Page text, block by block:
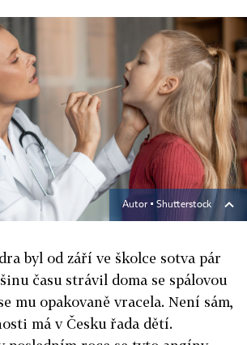
Autor ▪ Shutterstock
byl od září ve školce sotva pár
času strávil doma se spálovou
mu opakovaně vracela. Není sám,
má v Česku řada dětí.